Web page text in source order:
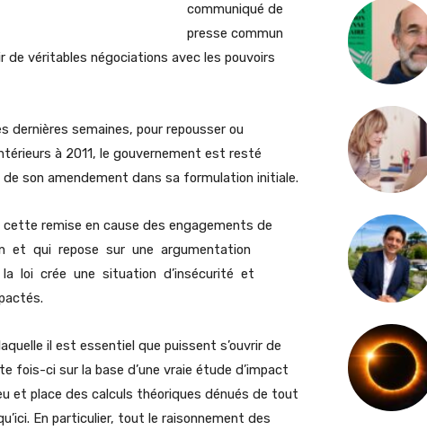
communiqué de
presse commun
véritables négociations avec les pouvoirs
dernières semaines, pour repousser ou
à 2011, le gouvernement est resté
son amendement dans sa formulation initiale.
remise en cause des engagements de
et qui repose sur une argumentation
loi crée une situation d’insécurité et
il est essentiel que puissent s’ouvrir de
fois-ci sur la base d’une vraie étude d’impact
et place des calculs théoriques dénués de tout
En particulier, tout le raisonnement des